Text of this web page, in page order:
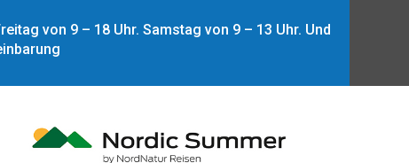
von 9 – 18 Uhr. Samstag von 9 – 13 Uhr. Und